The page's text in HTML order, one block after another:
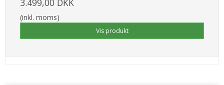
3.499,00 DKK
(inkl. moms)
Vis produkt